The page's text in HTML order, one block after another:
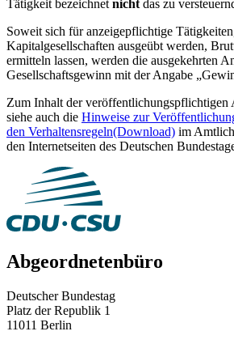
Tätigkeit bezeichnet nicht das zu
Soweit sich für anzeigepflichtige
Kapitalgesellschaften ausgeübt werden,
ermitteln lassen, werden die ausgekehrten
Gesellschaftsgewinn mit der Angabe
Zum Inhalt der veröffentlichungspflichtigen
siehe auch die Hinweise zur
den Verhaltensregeln(Download) im
den Internetseiten des Deutschen
Abgeordnetenbüro
Deutscher Bundestag
Platz der Republik 1
11011 Berlin